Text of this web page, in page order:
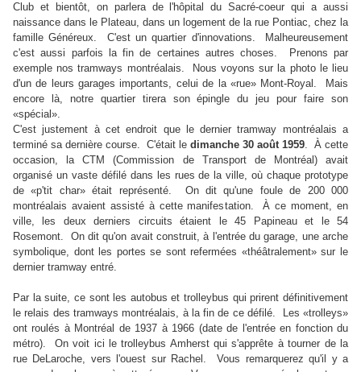
Club et bientôt, on parlera de l'hôpital du Sacré-coeur qui a aussi
naissance dans le Plateau, dans un logement de la rue Pontiac, chez la
famille Généreux. C'est un quartier d'innovations. Malheureusement
c'est aussi parfois la fin de certaines autres choses. Prenons par
exemple nos tramways montréalais. Nous voyons sur la photo le lieu
d'un de leurs garages importants, celui de la «rue» Mont-Royal. Mais
encore là, notre quartier tirera son épingle du jeu pour faire son
«spécial».
C'est justement à cet endroit que le dernier tramway montréalais a
terminé sa dernière course. C'était le dimanche 30 août 1959. À cette
occasion, la CTM (Commission de Transport de Montréal) avait
organisé un vaste défilé dans les rues de la ville, où chaque prototype
de «p'tit char» était représenté. On dit qu'une foule de 200 000
montréalais avaient assisté à cette manifestation. À ce moment, en
ville, les deux derniers circuits étaient le 45 Papineau et le 54
Rosemont. On dit qu'on avait construit, à l'entrée du garage, une arche
symbolique, dont les portes se sont refermées «théâtralement» sur le
dernier tramway entré.
Par la suite, ce sont les autobus et trolleybus qui prirent définitivement
le relais des tramways montréalais, à la fin de ce défilé. Les «trolleys»
ont roulés à Montréal de 1937 à 1966 (date de l'entrée en fonction du
métro). On voit ici le trolleybus Amherst qui s'apprête à tourner de la
rue DeLaroche, vers l'ouest sur Rachel. Vous remarquerez qu'il y a